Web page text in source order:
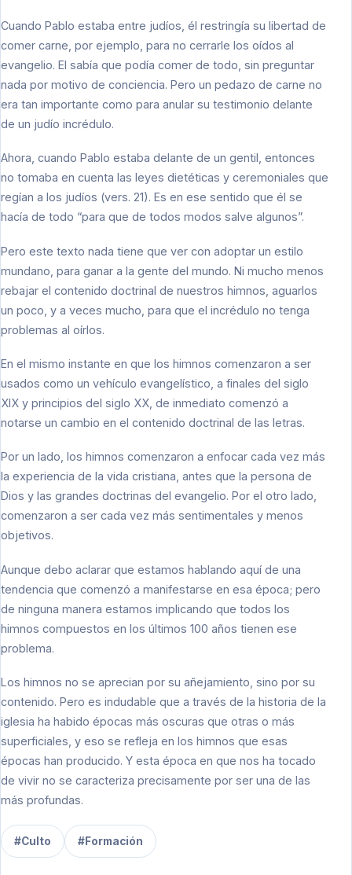
Cuando Pablo estaba entre judíos, él restringía su libertad de
comer carne, por ejemplo, para no cerrarle los oídos al
evangelio. El sabía que podía comer de todo, sin preguntar
nada por motivo de conciencia. Pero un pedazo de carne no
era tan importante como para anular su testimonio delante
de un judío incrédulo.
Ahora, cuando Pablo estaba delante de un gentil, entonces
no tomaba en cuenta las leyes dietéticas y ceremoniales que
regían a los judíos (vers. 21). Es en ese sentido que él se
hacía de todo “para que de todos modos salve algunos”.
Pero este texto nada tiene que ver con adoptar un estilo
mundano, para ganar a la gente del mundo. Ni mucho menos
rebajar el contenido doctrinal de nuestros himnos, aguarlos
un poco, y a veces mucho, para que el incrédulo no tenga
problemas al oírlos.
En el mismo instante en que los himnos comenzaron a ser
usados como un vehículo evangelístico, a finales del siglo
XIX y principios del siglo XX, de inmediato comenzó a
notarse un cambio en el contenido doctrinal de las letras.
Por un lado, los himnos comenzaron a enfocar cada vez más
la experiencia de la vida cristiana, antes que la persona de
Dios y las grandes doctrinas del evangelio. Por el otro lado,
comenzaron a ser cada vez más sentimentales y menos
objetivos.
Aunque debo aclarar que estamos hablando aquí de una
tendencia que comenzó a manifestarse en esa época; pero
de ninguna manera estamos implicando que todos los
himnos compuestos en los últimos 100 años tienen ese
problema.
Los himnos no se aprecian por su añejamiento, sino por su
contenido. Pero es indudable que a través de la historia de la
iglesia ha habido épocas más oscuras que otras o más
superficiales, y eso se refleja en los himnos que esas
épocas han producido. Y esta época en que nos ha tocado
de vivir no se caracteriza precisamente por ser una de las
más profundas.
#Culto #Formación